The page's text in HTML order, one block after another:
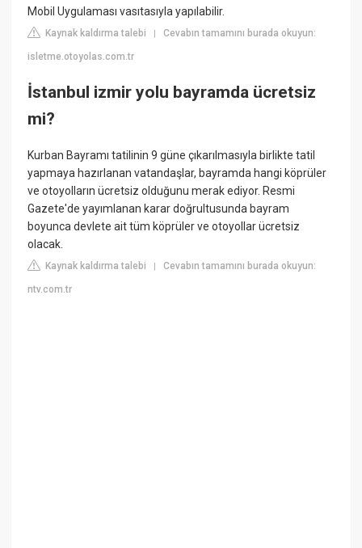
Mobil Uygulaması vasıtasıyla yapılabilir.
Kaynak kaldırma talebi |Cevabın tamamını burada okuyun:
isletme.otoyolas.com.tr
İstanbul izmir yolu bayramda ücretsiz
mi?
Kurban Bayramı tatilinin 9 güne çıkarılmasıyla birlikte tatil
yapmaya hazırlanan vatandaşlar, bayramda hangi köprüler
ve otoyolların ücretsiz olduğunu merak ediyor. Resmi
Gazete'de yayımlanan karar doğrultusunda bayram
boyunca devlete ait tüm köprüler ve otoyollar ücretsiz
olacak.
Kaynak kaldırma talebi |Cevabın tamamını burada okuyun:
ntv.com.tr